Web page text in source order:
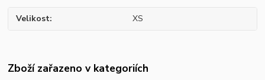
Velikost XS
Zboží zařazeno v kategoriích